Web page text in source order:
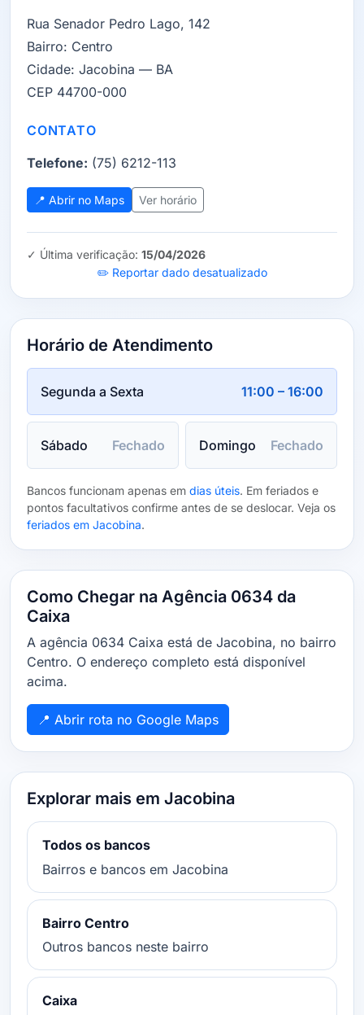
Rua Senador Pedro Lago, 142
Bairro: Centro
Cidade: Jacobina — BA
CEP 44700-000
CONTATO
Telefone: (75) 6212-113
📍 Abrir no Maps Ver horário
✓ Última verificação: 15/04/2026
✏️ Reportar dado desatualizado
Horário de Atendimento
Segunda a Sexta 11:00 – 16:00
Sábado Fechado Domingo Fechado
Bancos funcionam apenas em dias úteis. Em feriados e
pontos facultativos confirme antes de se deslocar. Veja os
feriados em Jacobina.
Como Chegar na Agência 0634 da
Caixa
A agência 0634 Caixa está de Jacobina, no bairro
Centro. O endereço completo está disponível
acima.
📍 Abrir rota no Google Maps
Explorar mais em Jacobina
Todos os bancos
Bairros e bancos em Jacobina
Bairro Centro
Outros bancos neste bairro
Caixa